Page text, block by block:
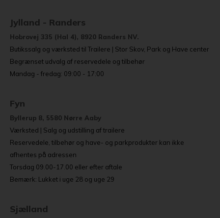
Jylland - Randers
Hobrovej 335 (Hal 4), 8920 Randers NV.
Butikssalg og værksted til Trailere | Stor Skov, Park og Have center
Begrænset udvalg af reservedele og tilbehør
Mandag - fredag: 09:00 - 17:00
Fyn
Byllerup 8, 5580 Nørre Aaby
Værksted | Salg og udstilling af trailere
Reservedele, tilbehør og have- og parkprodukter kan ikke
afhentes på adressen
Torsdag 09.00-17.00 eller efter aftale
Bemærk: Lukket i uge 28 og uge 29
Sjælland